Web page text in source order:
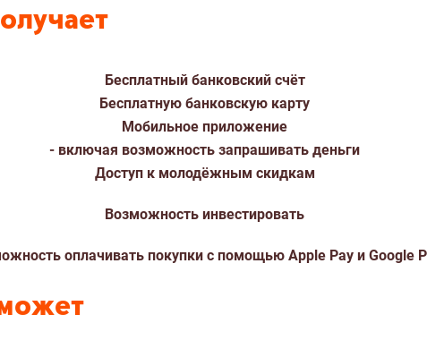
Бесплатный банковский счёт
Бесплатную банковскую карту
Мобильное приложение
- включая возможность запрашивать деньги
Доступ к молодёжным скидкам
Возможность инвестировать
оплачивать покупки с помощью Apple Pay и Google